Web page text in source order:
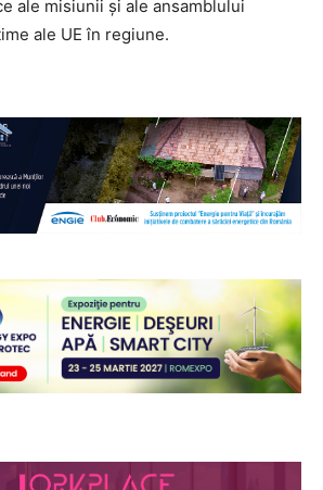
ale misiunii și ale ansamblului
ale UE în regiune.